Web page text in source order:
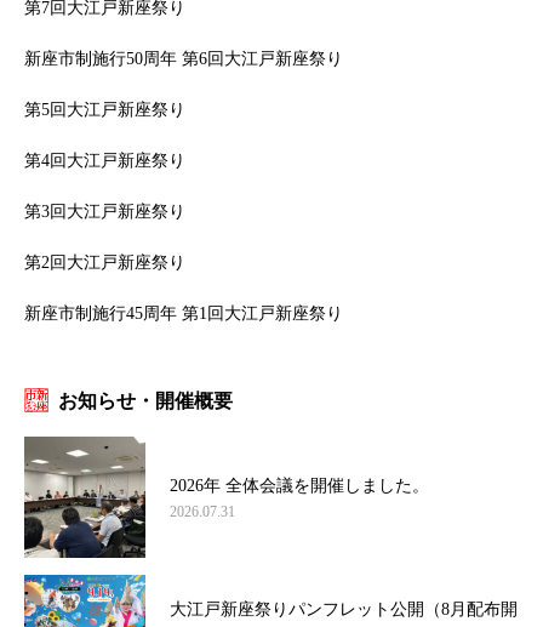
第7回大江戸新座祭り
新座市制施行50周年 第6回大江戸新座祭り
第5回大江戸新座祭り
第4回大江戸新座祭り
第3回大江戸新座祭り
第2回大江戸新座祭り
新座市制施行45周年 第1回大江戸新座祭り
お知らせ・開催概要
2026年 全体会議を開催しました。
2026.07.31
大江戸新座祭りパンフレット公開（8月配布開